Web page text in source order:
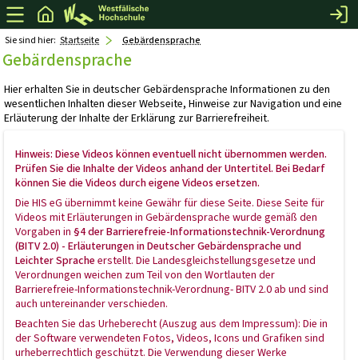
Sie sind hier: Startseite Gebärdensprache
Gebärdensprache
Hier erhalten Sie in deutscher Gebärdensprache Informationen zu den
wesentlichen Inhalten dieser Webseite, Hinweise zur Navigation und eine
Erläuterung der Inhalte der Erklärung zur Barrierefreiheit.
Hinweis: Diese Videos können eventuell nicht übernommen werden.
Prüfen Sie die Inhalte der Videos anhand der Untertitel. Bei Bedarf
können Sie die Videos durch eigene Videos ersetzen.
Die HIS eG übernimmt keine Gewähr für diese Seite. Diese Seite für
Videos mit Erläuterungen in Gebärdensprache wurde gemäß den
Vorgaben in §4 der Barrierefreie-Informationstechnik-Verordnung
(BITV 2.0) - Erläuterungen in Deutscher Gebärdensprache und
Leichter Spracheerstellt. Die Landesgleichstellungsgesetze und
Verordnungen weichen zum Teil von den Wortlauten der
Barrierefreie-Informationstechnik-Verordnung- BITV 2.0 ab und sind
auch untereinander verschieden.
Beachten Sie das Urheberecht (Auszug aus dem Impressum): Die in
der Software verwendeten Fotos, Videos, Icons und Grafiken sind
urheberrechtlich geschützt. Die Verwendung dieser Werke